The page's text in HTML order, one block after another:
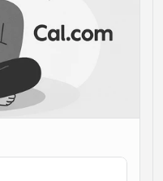
gestützten Anrufen
über die neuesten
mit Kunden
Personen buchen